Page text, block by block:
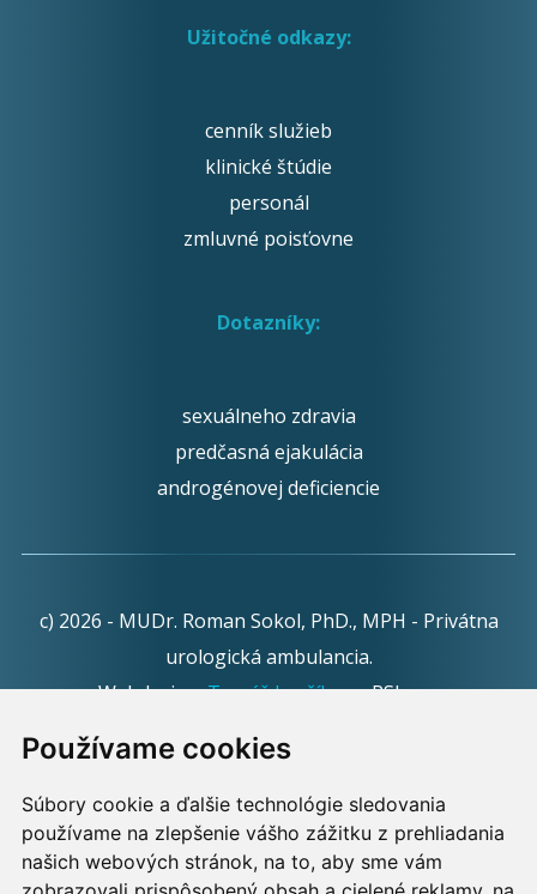
Používame cookies
Súbory cookie a ďalšie technológie sledovania
používame na zlepšenie vášho zážitku z prehliadania
našich webových stránok, na to, aby sme vám
Užitočné odkazy:
cenník služieb
klinické štúdie
personál
zmluvné poisťovne
Dotazníky:
sexuálneho zdravia
predčasná ejakulácia
androgénovej deficiencie
c) 2026 - MUDr. Roman Sokol, PhD., MPH - Privátna
urologická ambulancia.
Webdesign:Tomáš Levčíkpre RSbros.
Informačná povinnosť -Ochrana osobných údajov v
podmienkach prevádzkovateľa.
Používame cookies -nastavenie cookies.